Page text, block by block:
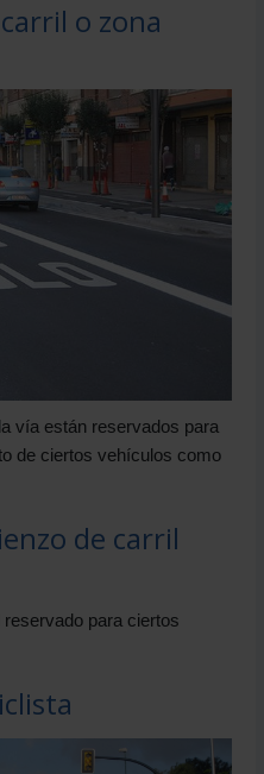
o zona
vía están reservados para
de ciertos vehículos como
de carril
para ciertos